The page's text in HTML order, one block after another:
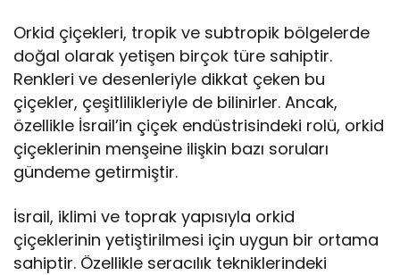
Orkid çiçekleri, tropik ve subtropik bölgelerde
doğal olarak yetişen birçok türe sahiptir.
Renkleri ve desenleriyle dikkat çeken bu
çiçekler, çeşitlilikleriyle de bilinirler. Ancak,
özellikle İsrail’in çiçek endüstrisindeki rolü, orkid
çiçeklerinin menşeine ilişkin bazı soruları
gündeme getirmiştir.
İsrail, iklimi ve toprak yapısıyla orkid
çiçeklerinin yetiştirilmesi için uygun bir ortama
sahiptir. Özellikle seracılık tekniklerindeki